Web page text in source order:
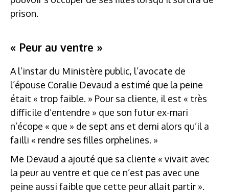
prison.
« Peur au ventre »
A l’instar du Ministère public, l’avocate de
l’épouse Coralie Devaud a estimé que la peine
était « trop faible. » Pour sa cliente, il est « très
difficile d’entendre » que son futur ex-mari
n’écope « que » de sept ans et demi alors qu’il a
failli « rendre ses filles orphelines. »
Me Devaud a ajouté que sa cliente « vivait avec
la peur au ventre et que ce n’est pas avec une
peine aussi faible que cette peur allait partir ».